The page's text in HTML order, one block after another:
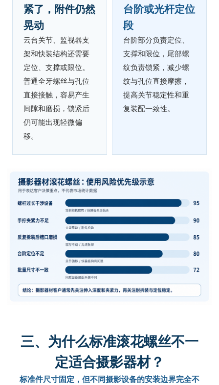
紧了，附件仍然
晃动
云台关节、监视器支
架和快装结构还需要
定位、支撑或限位。
普通全牙螺丝与孔位
直接接触，容易产生
间隙和磨损，锁紧后
仍可能出现轻微偏
移。
台阶或光杆定位
段
台阶部分负责定位、
支撑和限位，尾部螺
纹负责锁紧，减少螺
纹与孔位直接摩擦，
提高关节稳定性和重
复装配一致性。
三、为什么标准滚花螺丝不一
定适合摄影器材？
标准件尺寸固定，但不同摄影设备的安装边界完全不